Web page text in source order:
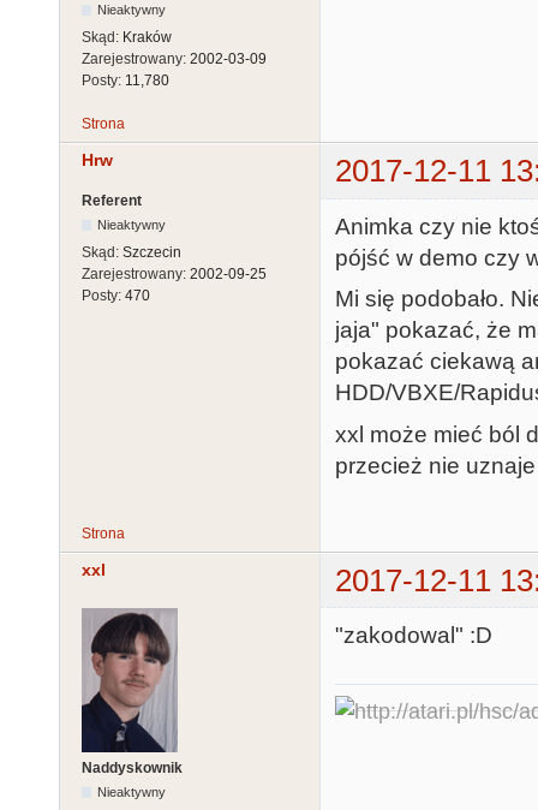
Nieaktywny
Skąd: Kraków
Zarejestrowany: 2002-03-09
Posty: 11,780
Strona
Hrw 2017-12-11
Referent
Nieaktywny
Skąd: Szczecin
Zarejestrowany: 2002-09-25
Posty: 470
Animka czy nie
pójść w demo czy
Mi się podobało.
jaja" pokazać, że
pokazać ciekawą
HDD/VBXE/
xxl może mieć ból
przecież nie
Strona
xxl 2017-12-11
Naddyskownik
Nieaktywny
"zakodowal" :D